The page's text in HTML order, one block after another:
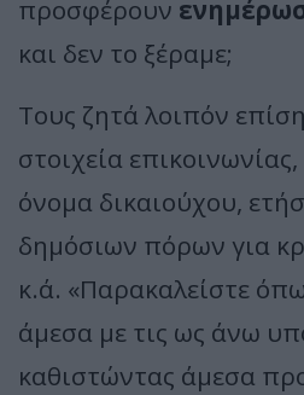
προσφέρουν
και δεν το ξέραμε;
Τους ζητά λοιπόν
στοιχεία
όνομα δικαιούχου,
δημόσιων πόρων για
κ.ά. «Παρακαλείστε
άμεσα με τις ως άνω
καθιστώντας άμεσα